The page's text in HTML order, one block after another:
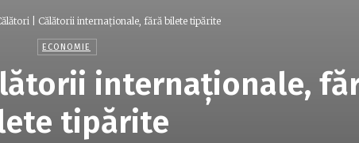
| Călătorii internaționale, fără bilete tipărite
ECONOMIE
internaționale,
tipărite